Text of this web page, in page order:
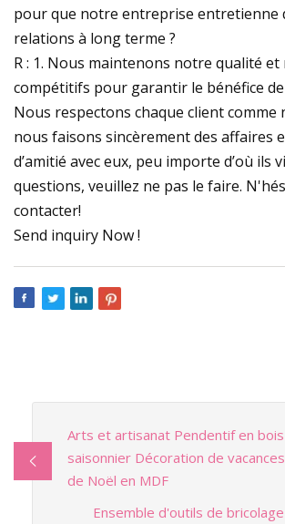
pour que notre entreprise entretienne
relations à long terme ?
R : 1. Nous maintenons notre qualité
compétitifs pour garantir le bénéfice de
Nous respectons chaque client comme
nous faisons sincèrement des affaires
d’amitié avec eux, peu importe d’où ils
questions, veuillez ne pas le faire.
contacter!
Send inquiry Now !
Arts et artisanat Pendentif en bois
saisonnier Décoration de
de Noël en MDF
Ensemble d'outils de